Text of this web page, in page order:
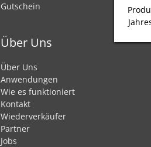
Gutschein
Über Uns
Über Uns
Anwendungen
Wie es funktioniert
Kontakt
Wiederverkäufer
Partner
Jobs